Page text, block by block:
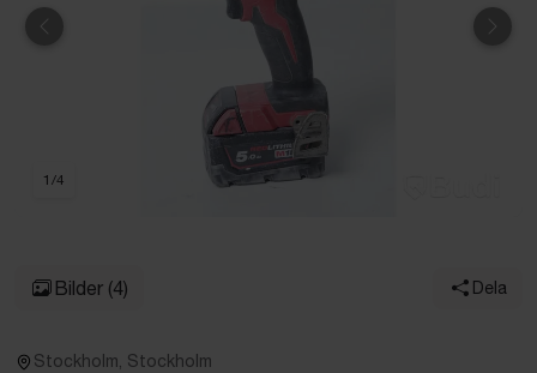
Föregående
1 /4
Bilder (4) Dela
Stockholm, Stockholm